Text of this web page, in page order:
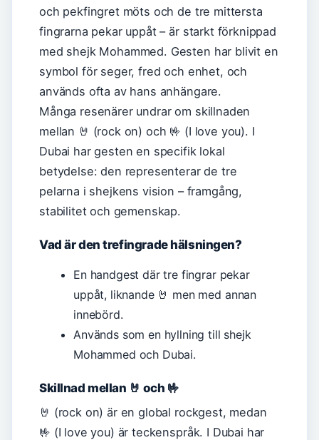
och pekfingret möts och de tre mittersta
fingrarna pekar uppåt – är starkt förknippad
med shejk Mohammed. Gesten har blivit en
symbol för seger, fred och enhet, och
används ofta av hans anhängare.
Många resenärer undrar om skillnaden
mellan 🤘 (rock on) och 🤟 (I love you). I
Dubai har gesten en specifik lokal
betydelse: den representerar de tre
pelarna i shejkens vision – framgång,
stabilitet och gemenskap.
Vad är den trefingrade hälsningen?
En handgest där tre fingrar pekar
uppåt, liknande 🤘 men med annan
innebörd.
Används som en hyllning till shejk
Mohammed och Dubai.
Skillnad mellan 🤘 och 🤟
🤘 (rock on) är en global rockgest, medan
🤟 (I love you) är teckenspråk. I Dubai har